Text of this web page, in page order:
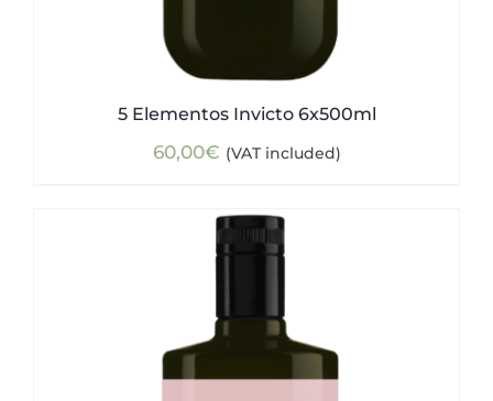
5 Elementos Invicto 6x500ml
60,00€ (VAT included)